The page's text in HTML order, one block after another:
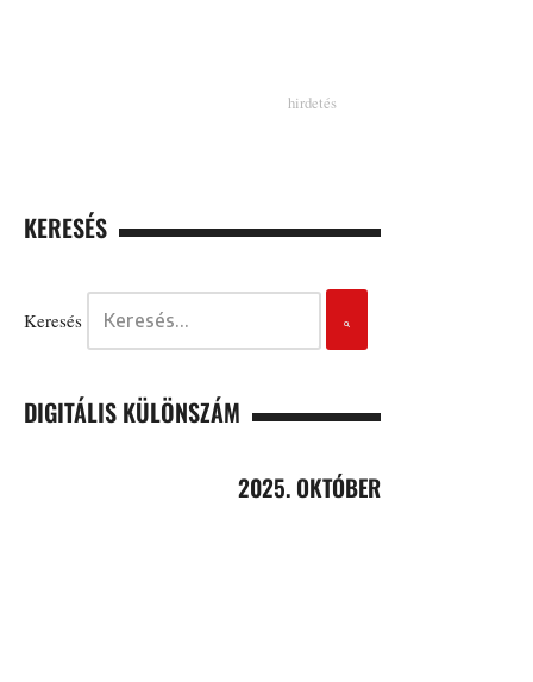
KERESÉS
Keresés
DIGITÁLIS KÜLÖNSZÁM
2025. OKTÓBER